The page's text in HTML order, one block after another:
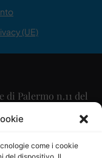
come i cookie
(UE)
Palermo n.11 del